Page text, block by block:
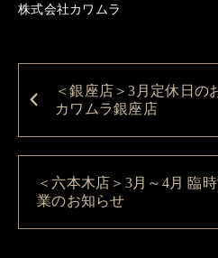
株式会社カワムラ
＜銀座店＞3月定休日の
カワムラ銀座店
＜六本木店＞3月～4月 臨
業のお知らせ